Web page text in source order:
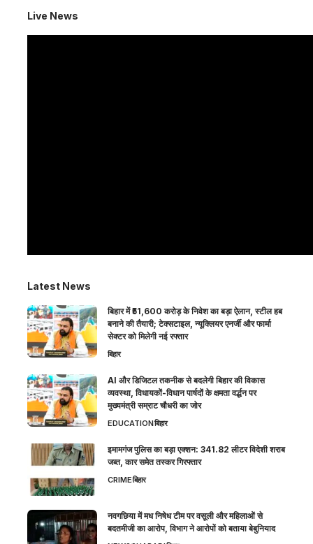
Live News
Latest News
बिहार में ₹51,600 करोड़ के निवेश का बड़ा ऐलान, स्टील हब
बनाने की तैयारी; टेक्सटाइल, न्यूक्लियर एनर्जी और फार्मा
सेक्टर को मिलेगी नई रफ्तार
बिहार
AI और डिजिटल तकनीक से बदलेगी बिहार की विकास
व्यवस्था, विधायकों-विधान पार्षदों के क्षमता वर्द्धन पर
मुख्यमंत्री सम्राट चौधरी का जोर
EDUCATIONबिहार
इमामगंज पुलिस का बड़ा एक्शन: 341.82 लीटर विदेशी शराब
जब्त, कार समेत तस्कर गिरफ्तार
CRIMEबिहार
नवगछिया में मध निषेध टीम पर वसूली और महिलाओं से
बदतमीजी का आरोप, विभाग ने आरोपों को बताया बेबुनियाद